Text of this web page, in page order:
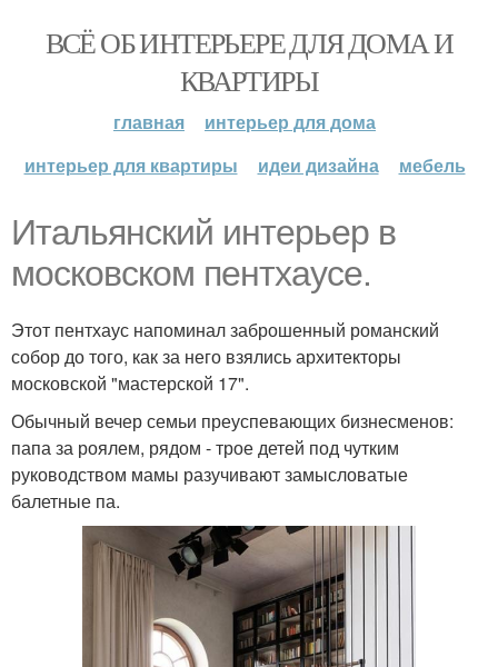
ВСЁ ОБ ИНТЕРЬЕРЕ ДЛЯ ДОМА И
КВАРТИРЫ
главная
интерьер для дома
интерьер для квартиры
идеи дизайна мебель
Итальянский интерьер в
московском пентхаусе.
Этот пентхаус напоминал заброшенный романский
собор до того, как за него взялись архитекторы
московской "мастерской 17".
Обычный вечер семьи преуспевающих бизнесменов:
папа за роялем, рядом - трое детей под чутким
руководством мамы разучивают замысловатые
балетные па.